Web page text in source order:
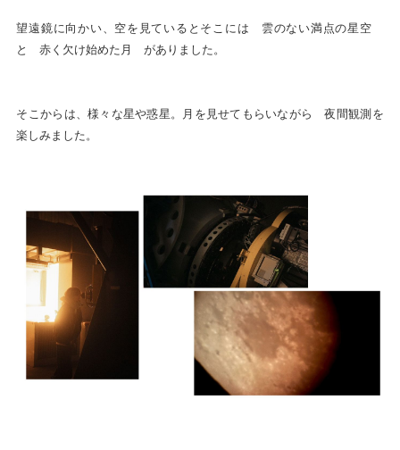
望遠鏡に向かい、空を見ているとそこには 雲のない満点の星空
と 赤く欠け始めた月 がありました。
そこからは、様々な星や惑星。月を見せてもらいながら 夜間観測を
楽しみました。